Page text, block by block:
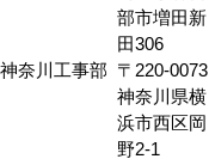
部市増田新
田306
神奈川工事部 〒220-0073
神奈川県横
浜市西区岡
野2-1